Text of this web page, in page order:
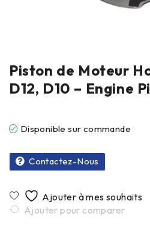
Piston de Moteur
D12, D10 – Engine
Disponible sur commande
Contactez-Nous
Ajouter pour comparer